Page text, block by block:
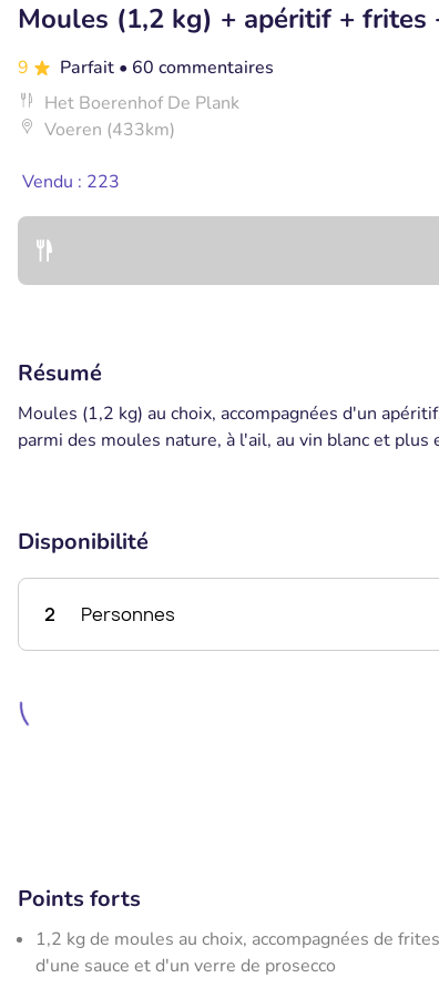
Moules (1,2 kg) + apéritif + frites
9 Parfait • 60 commentaires
Het Boerenhof De Plank
Voeren (433km)
Vendu : 223
Résumé
Moules (1,2 kg) au choix, accompagnées d'un
parmi des moules nature, à l'ail, au vin blanc et plus
Disponibilité
2 Personnes
Points forts
1,2 kg de moules au choix, accompagnées de
d'une sauce et d'un verre de prosecco